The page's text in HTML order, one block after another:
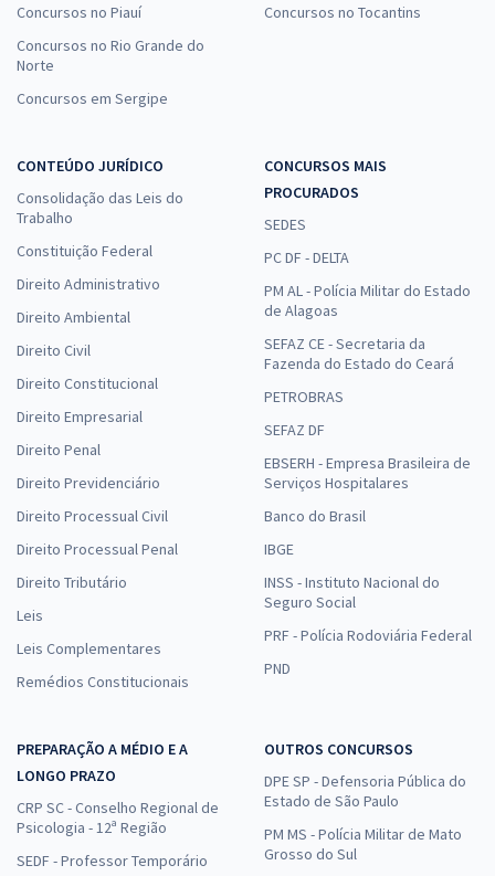
Concursos no Piauí
Concursos no Rio Grande do
Norte
Concursos em Sergipe
Concursos no Tocantins
CONTEÚDO JURÍDICO
Consolidação das Leis do
Trabalho
Constituição Federal
Direito Administrativo
Direito Ambiental
Direito Civil
Direito Constitucional
Direito Empresarial
Direito Penal
Direito Previdenciário
Direito Processual Civil
Direito Processual Penal
Direito Tributário
Leis
Leis Complementares
Remédios Constitucionais
CONCURSOS MAIS
PROCURADOS
SEDES
PC DF - DELTA
PM AL - Polícia Militar do Estado
de Alagoas
SEFAZ CE - Secretaria da
Fazenda do Estado do Ceará
PETROBRAS
SEFAZ DF
EBSERH - Empresa Brasileira de
Serviços Hospitalares
Banco do Brasil
IBGE
INSS - Instituto Nacional do
Seguro Social
PRF - Polícia Rodoviária Federal
PND
PREPARAÇÃO A MÉDIO E A
LONGO PRAZO
CRP SC - Conselho Regional de
Psicologia - 12ª Região
SEDF - Professor Temporário
OUTROS CONCURSOS
DPE SP - Defensoria Pública do
Estado de São Paulo
PM MS - Polícia Militar de Mato
Grosso do Sul